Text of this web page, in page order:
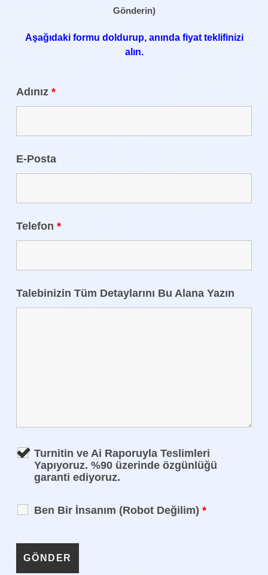
Gönderin)
Aşağıdaki formu doldurup, anında fiyat teklifinizi
alın.
Adınız*
E-Posta
Telefon*
Talebinizin Tüm Detaylarını Bu Alana Yazın
Turnitin ve Ai Raporuyla Teslimleri
Yapıyoruz. %90 üzerinde özgünlüğü
garanti ediyoruz.
Ben Bir İnsanım (Robot Değilim)*